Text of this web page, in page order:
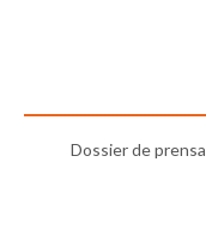
Dossier de prensa